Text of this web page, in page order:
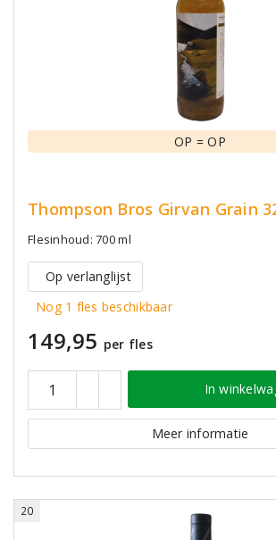
OP = OP
Thompson Bros Girvan Grain
Flesinhoud: 700 ml
Op verlanglijst
Nog 1 fles beschikbaar
149,95 per fles
In
Meer informatie
20